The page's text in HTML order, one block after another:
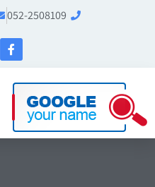
052-2508109